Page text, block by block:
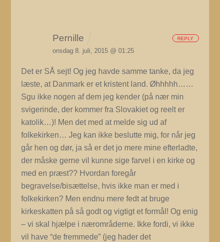
Pernille
onsdag 8. juli, 2015 @ 01:25
Det er SÅ sejt! Og jeg havde samme tanke, da jeg
læste, at Danmark er et kristent land. Øhhhhh……
Sgu ikke nogen af dem jeg kender (på nær min
svigerinde, der kommer fra Slovakiet og reelt er
katolik…)! Men det med at melde sig ud af
folkekirken… Jeg kan ikke beslutte mig, for når jeg
går hen og dør, ja så er det jo mere mine efterladte,
der måske gerne vil kunne sige farvel i en kirke og
med en præst?? Hvordan foregår
begravelse/bisættelse, hvis ikke man er med i
folkekirken? Men endnu mere fedt at bruge
kirkeskatten på så godt og vigtigt et formål! Og enig
– vi skal hjælpe i nærområderne. Ikke fordi, vi ikke
vil have “de fremmede” (jeg hader det
REPLY